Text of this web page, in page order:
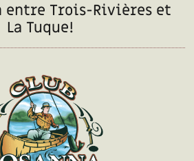
entre Trois-Rivières et
La Tuque!